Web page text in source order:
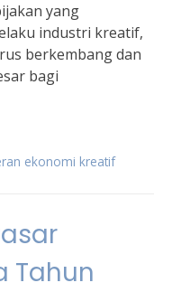
yang
industri kreatif,
berkembang dan
bagi
ekonomi kreatif
Tahun